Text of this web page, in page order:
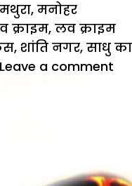
मथुरा, मनोहर
क्राइम, लव क्राइम
, शांति नगर, साधु का
Leave a comment